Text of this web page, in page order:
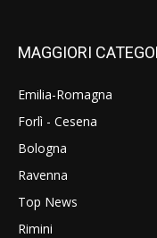
MAGGIORI
Emilia-Romagna
Forlì - Cesena
Bologna
Ravenna
Top News
Rimini